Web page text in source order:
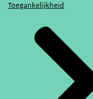
Toegankelijkheid